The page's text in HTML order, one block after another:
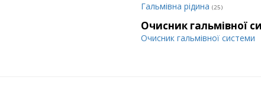
Гальмівна рідина (25)
Очисник гальмівної
Очисник гальмівної системи